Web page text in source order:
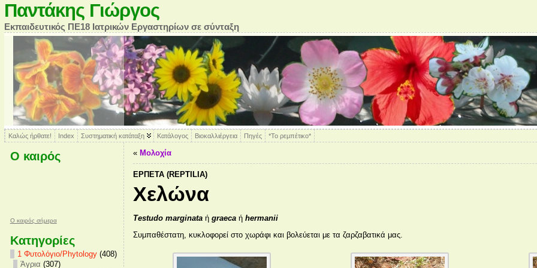
Παντάκης Γιώργος
Εκπαιδευτικός ΠΕ18 Ιατρικών Εργαστηρίων σε σύνταξη
Καλώς ήρθατε! Index Συστηματική κατάταξη Κατάλογος Βιοκαλλιέργεια Πηγές *Το ρεμπέτικο*
Ο καιρός
O καιρός σήμερα
Κατηγορίες
1 Φυτολόγιο/Phytology(408)
Άγρια (307)
« Μολοχία
ΕΡΠΕΤΆ (REPTILIA)
Χελώνα
Testudo marginataή graecaή hermanii
Συμπαθέστατη, κυκλοφορεί στο χωράφι και βολεύεται με τα ζαρζαβατικά μας.